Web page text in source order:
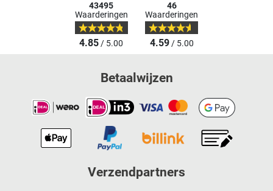
43495
Waarderingen
4.85/ 5.00
46
Waarderingen
4.59/ 5.00
Betaalwijzen
Verzendpartners